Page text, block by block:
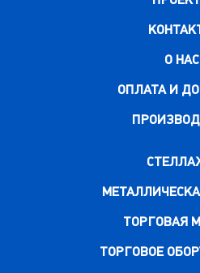
О НАС
ОПЛАТА И
ТОРГОВАЯ
ТОРГОВОЕ